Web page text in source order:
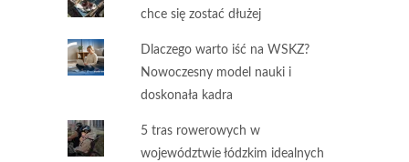
chce się zostać dłużej
Dlaczego warto iść na WSKZ?
Nowoczesny model nauki i
doskonała kadra
5 tras rowerowych w
województwie łódzkim idealnych